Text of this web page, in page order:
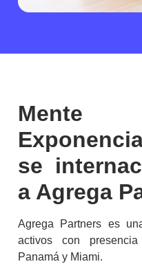
se
a Agrega
Agrega Partners es
activos con
Panamá y Miami.